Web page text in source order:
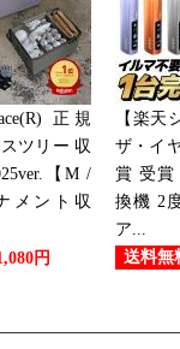
正規
ツリー 収
【M /
メント収
円
【楽天
ザ・イ
賞 受賞
換機 2
ア...
送料無